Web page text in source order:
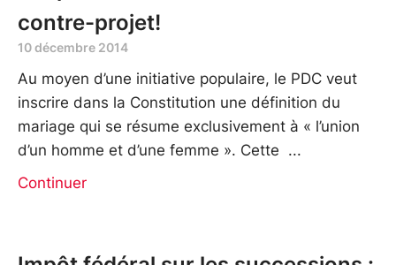
contre-projet!
10 décembre 2014
Au moyen d’une initiative populaire, le PDC veut
inscrire dans la Constitution une définition du
mariage qui se résume exclusivement à « l’union
d’un homme et d’une femme ». Cette
Continuer